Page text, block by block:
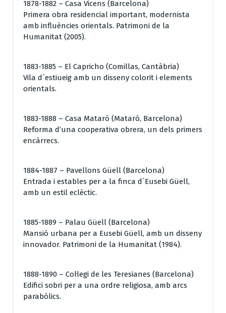
1878-1882 – Casa Vicens (Barcelona)
Primera obra residencial important, modernista
amb influències orientals. Patrimoni de la
Humanitat (2005).
1883-1885 – El Capricho (Comillas, Cantàbria)
Vila d´estiueig amb un disseny colorit i elements
orientals.
1883-1888 – Casa Mataró (Mataró, Barcelona)
Reforma d’una cooperativa obrera, un dels primers
encàrrecs.
1884-1887 – Pavellons Güell (Barcelona)
Entrada i estables per a la finca d´Eusebi Güell,
amb un estil eclèctic.
1885-1889 – Palau Güell (Barcelona)
Mansió urbana per a Eusebi Güell, amb un disseny
innovador. Patrimoni de la Humanitat (1984).
1888-1890 – Col·legi de les Teresianes (Barcelona)
Edifici sobri per a una ordre religiosa, amb arcs
parabòlics.